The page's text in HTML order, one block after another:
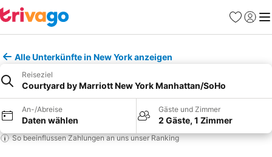
Favoriten
Alle Unterkünfte in New York anzeigen
Reiseziel
Courtyard by Marriott New York Manhattan/SoHo
An-/Abreise
Daten wählen
Gäste und Zimmer
2 Gäste, 1 Zimmer
So beeinflussen Zahlungen an uns unser Ranking